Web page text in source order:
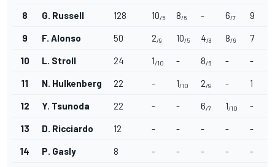
8 G. Russell 128 10/5 8/6 - 6/7 9
9 F. Alonso 50 2/9 10/5 4/8 8/6 7
10 L. Stroll 24 1/10 - 8/6 - -
11 N. Hulkenberg 22 - 1/10 2/9 - 1
12 Y. Tsunoda 22 - - 6/7 1/10 -
13 D. Ricciardo 12 - - - - -
14 P. Gasly 8 - - - - -